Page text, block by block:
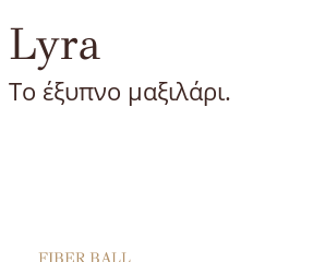
Lyra
To έξυπνο μαξιλάρι.
FIBER BALL